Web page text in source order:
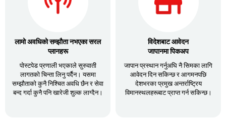
लामो अवधिको सम्झौता नभएका सरल
प्लानहरू
पोस्टपेड प्रणाली भएकाले सुरुवाती
लागतको चिन्ता लिनु पर्दैन। यसमा
सम्झौताको कुनै निश्चित अवधि छैन र सेवा
बन्द गर्दा कुनै पनि खारेजी शुल्क लाग्दैन।
विदेशबाट आवेदन
जापानमा पिकअप
जापान प्रस्थान गर्नुअघि नै सिमका लागि
आवेदन दिन सकिन्छ र आगमनपछि
देशभरका प्रमुख अन्तर्राष्ट्रिय
विमानस्थलहरूबाट प्राप्त गर्न सकिन्छ।